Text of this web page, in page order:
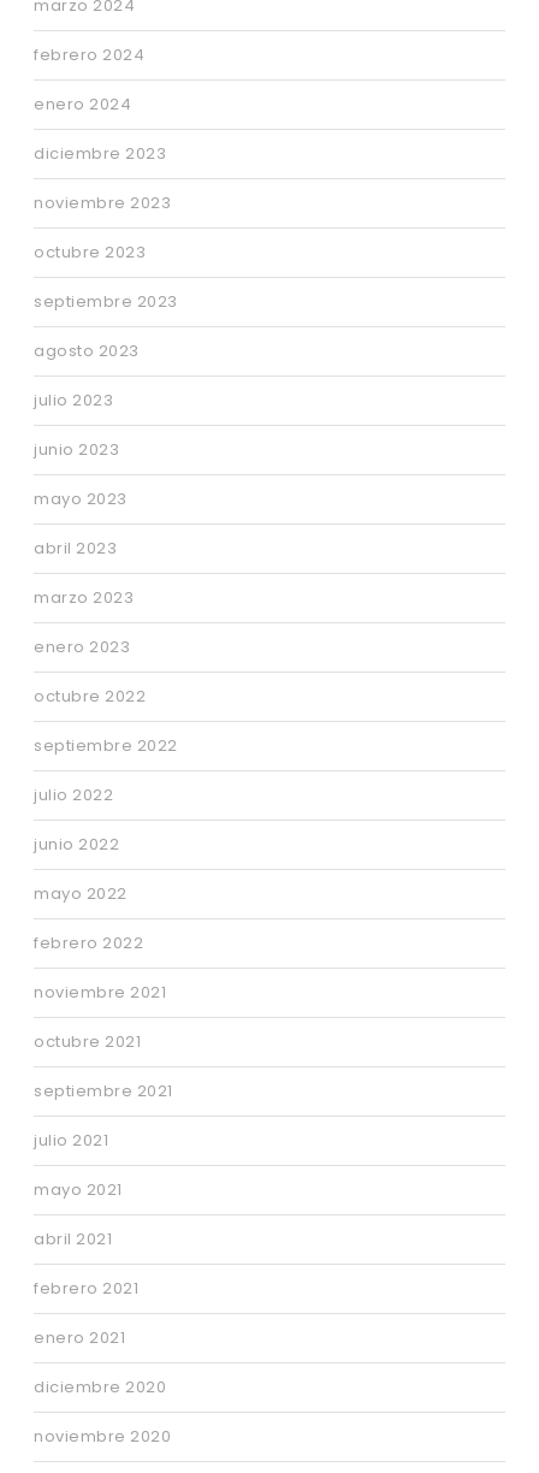
marzo 2024
febrero 2024
enero 2024
diciembre 2023
noviembre 2023
octubre 2023
septiembre 2023
agosto 2023
julio 2023
junio 2023
mayo 2023
abril 2023
marzo 2023
enero 2023
octubre 2022
septiembre 2022
julio 2022
junio 2022
mayo 2022
febrero 2022
noviembre 2021
octubre 2021
septiembre 2021
julio 2021
mayo 2021
abril 2021
febrero 2021
enero 2021
diciembre 2020
noviembre 2020